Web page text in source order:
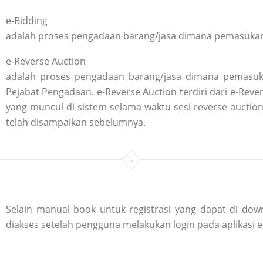
e-Bidding
adalah proses pengadaan barang/jasa dimana
e-Reverse Auction
adalah proses pengadaan barang/jasa dimana
Pejabat Pengadaan. e-Reverse Auction terdiri dari e-
yang muncul di sistem selama waktu sesi reverse
telah disampaikan sebelumnya.
Selain manual book untuk registrasi yang dapat di
diakses setelah pengguna melakukan login pada aplikasi